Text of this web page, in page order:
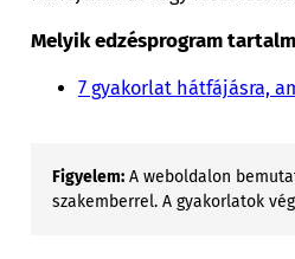
Melyik edzésprogram
7 gyakorlat hátfájásra,
Figyelem: A weboldalon
szakemberrel. A gyakorlatok